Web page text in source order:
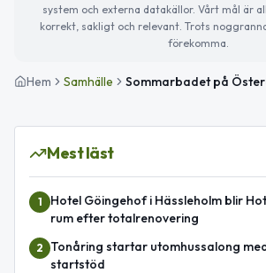
system och externa datakällor. Vårt mål är
korrekt, sakligt och relevant. Trots
förekomma.
Hem Samhälle
Mest läst
1
Hotel Göingehof i Hässleholm blir
rum efter totalrenovering
2
Tonåring startar utomhussalong
startstöd